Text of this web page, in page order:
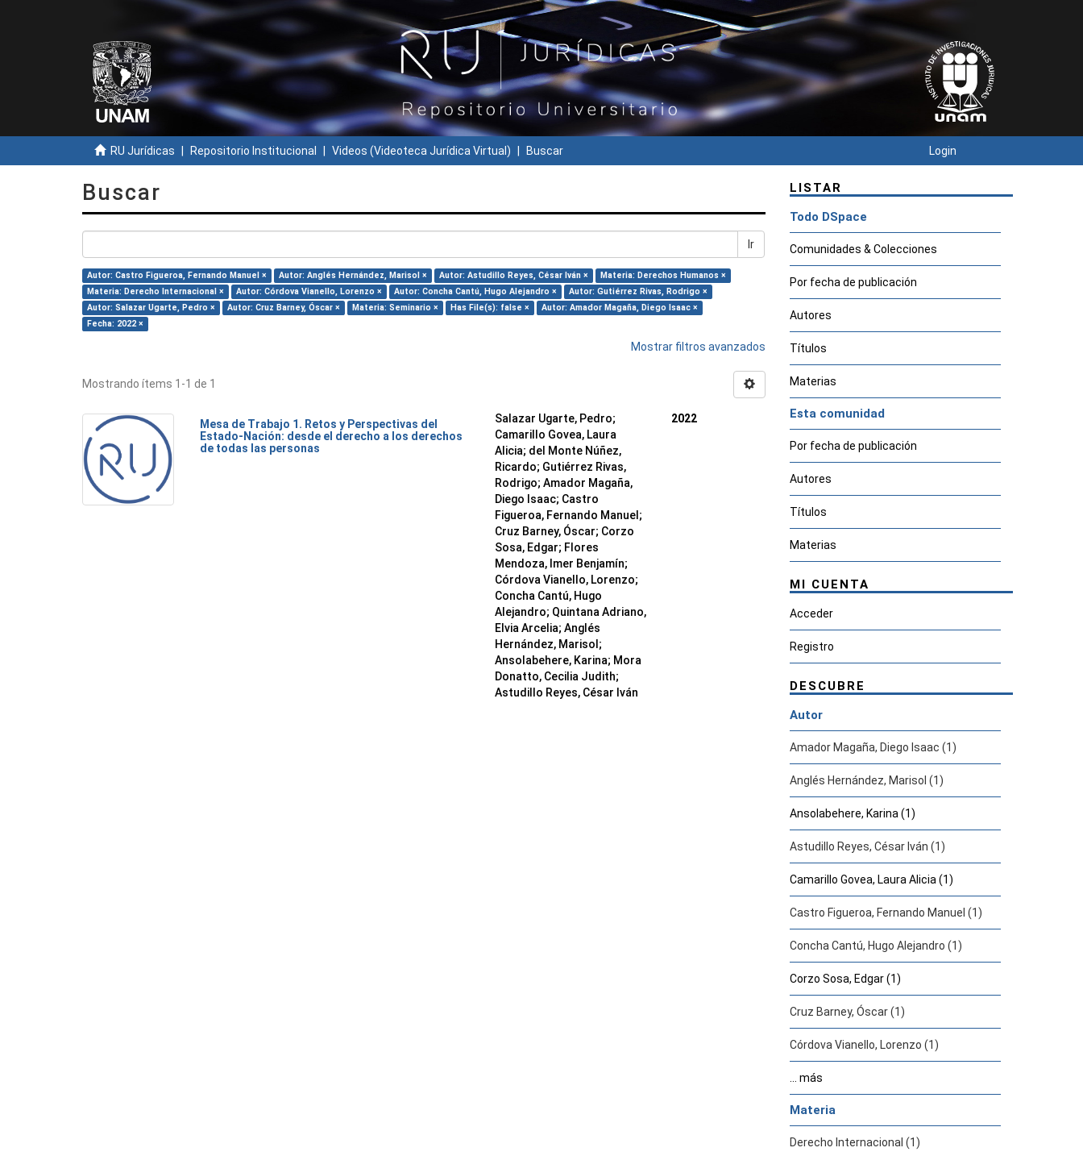
RU Jurídicas Repositorio Institucional Videos (Videoteca Jurídica Virtual) Buscar Login
Buscar
Ir
Autor: Castro Figueroa, Fernando Manuel × Autor: Anglés Hernández, Marisol × Autor: Astudillo Reyes, César Iván ×
Materia: Derechos Humanos ×
Materia: Derecho Internacional ×
Autor: Córdova Vianello, Lorenzo × Autor: Concha Cantú, Hugo Alejandro ×
Autor: Gutiérrez Rivas, Rodrigo ×
Autor: Salazar Ugarte, Pedro ×
Autor: Cruz Barney, Óscar × Materia: Seminario × Has File(s): false ×
Autor: Amador Magaña, Diego Isaac ×
Fecha: 2022 ×
Mostrar filtros avanzados
Mostrando ítems 1-1 de 1
Mesa de Trabajo 1. Retos y Perspectivas del
Estado-Nación: desde el derecho a los derechos
de todas las personas
Salazar Ugarte, Pedro;
Camarillo Govea, Laura
Alicia; del Monte Núñez,
Ricardo; Gutiérrez Rivas,
Rodrigo; Amador Magaña,
Diego Isaac; Castro
Figueroa, Fernando Manuel ;
Cruz Barney, Óscar; Corzo
Sosa, Edgar; Flores
Mendoza, Imer Benjamín;
Córdova Vianello, Lorenzo;
Concha Cantú, Hugo
Alejandro; Quintana Adriano,
Elvia Arcelia; Anglés
Hernández, Marisol ;
Ansolabehere, Karina; Mora
Donatto, Cecilia Judith;
Astudillo Reyes, César Iván
2022
LISTAR
Todo DSpace
Comunidades & Colecciones
Por fecha de publicación
Autores
Títulos
Materias
Esta comunidad
Por fecha de publicación
Autores
Títulos
Materias
MI CUENTA
Acceder
Registro
DESCUBRE
Autor
Amador Magaña, Diego Isaac (1)
Anglés Hernández, Marisol (1)
Ansolabehere, Karina (1)
Astudillo Reyes, César Iván (1)
Camarillo Govea, Laura Alicia (1)
Castro Figueroa, Fernando Manuel (1)
Concha Cantú, Hugo Alejandro (1)
Corzo Sosa, Edgar (1)
Cruz Barney, Óscar (1)
Córdova Vianello, Lorenzo (1)
... más
Materia
Derecho Internacional (1)